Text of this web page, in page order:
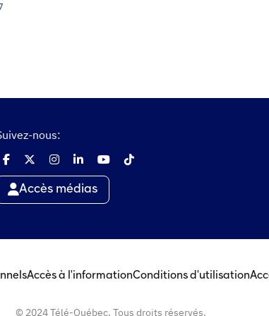
nous:
Accès médias
Accès à l'informationConditions d'utilisation
© 2024 Télé-Québec. Tous droits réservés.